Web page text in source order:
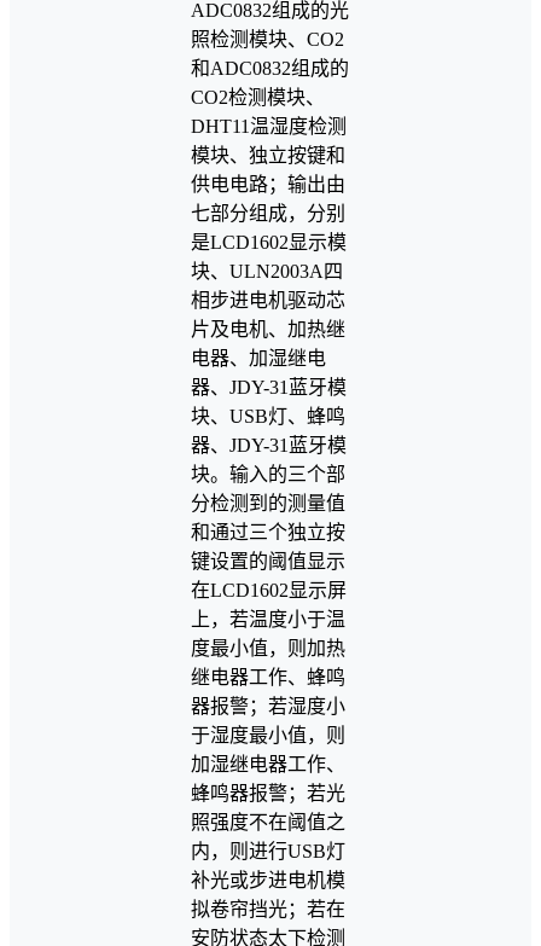
ADC0832组成的光
照检测模块、CO2
和ADC0832组成的
CO2检测模块、
DHT11温湿度检测
模块、独立按键和
供电电路；输出由
七部分组成，分别
是LCD1602显示模
块、ULN2003A四
相步进电机驱动芯
片及电机、加热继
电器、加湿继电
器、JDY-31蓝牙模
块、USB灯、蜂鸣
器、JDY-31蓝牙模
块。输入的三个部
分检测到的测量值
和通过三个独立按
键设置的阈值显示
在LCD1602显示屏
上，若温度小于温
度最小值，则加热
继电器工作、蜂鸣
器报警；若湿度小
于湿度最小值，则
加湿继电器工作、
蜂鸣器报警；若光
照强度不在阈值之
内，则进行USB灯
补光或步进电机模
拟卷帘挡光；若在
安防状态太下检测